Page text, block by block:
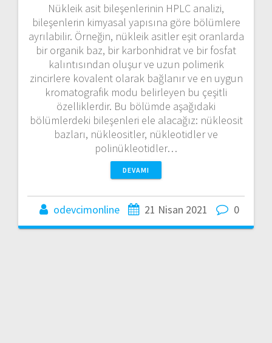
Nükleik asit bileşenlerinin HPLC analizi,
bileşenlerin kimyasal yapısına göre bölümlere
ayrılabilir. Örneğin, nükleik asitler eşit oranlarda
bir organik baz, bir karbonhidrat ve bir fosfat
kalıntısından oluşur ve uzun polimerik
zincirlere kovalent olarak bağlanır ve en uygun
kromatografik modu belirleyen bu çeşitli
özelliklerdir. Bu bölümde aşağıdaki
bölümlerdeki bileşenleri ele alacağız: nükleosit
bazları, nükleositler, nükleotidler ve
polinükleotidler…
DEVAMI
odevcimonline 21 Nisan 2021 0